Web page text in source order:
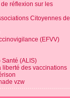
réflexion sur les
Citoyennes de
(EFVV)
(ALIS)
liberté des vaccinations
vzw